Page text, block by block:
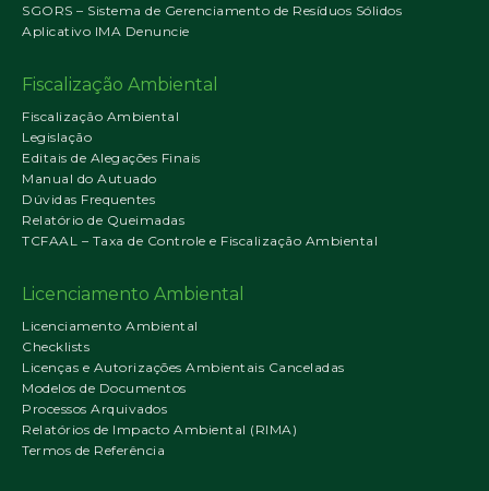
SGORS – Sistema de Gerenciamento de Resíduos Sólidos
Aplicativo IMA Denuncie
Fiscalização Ambiental
Fiscalização Ambiental
Legislação
Editais de Alegações Finais
Manual do Autuado
Dúvidas Frequentes
Relatório de Queimadas
TCFAAL – Taxa de Controle e Fiscalização Ambiental
Licenciamento Ambiental
Licenciamento Ambiental
Checklists
Licenças e Autorizações Ambientais Canceladas
Modelos de Documentos
Processos Arquivados
Relatórios de Impacto Ambiental (RIMA)
Termos de Referência